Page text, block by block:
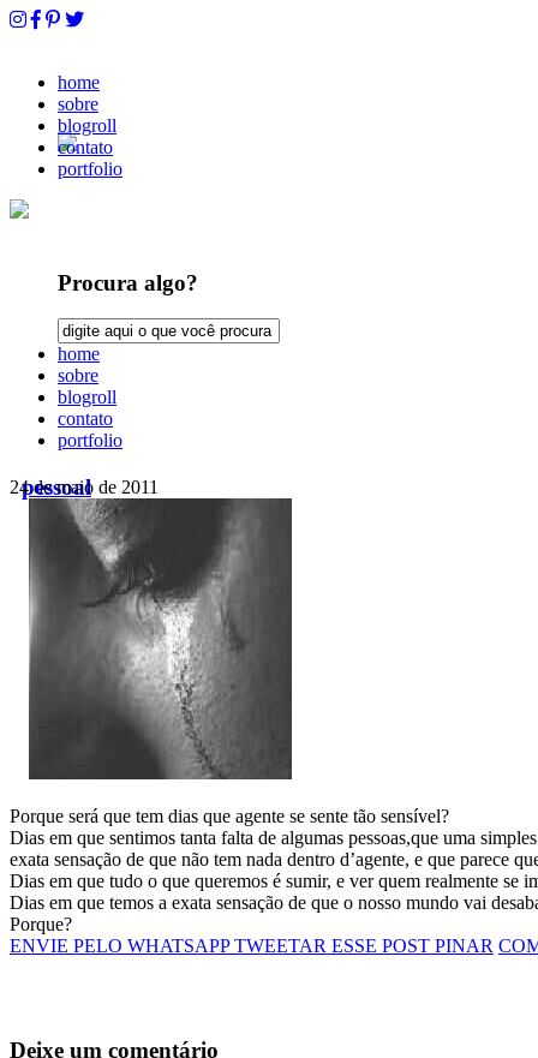
home
sobre
blogroll
contato
portfolio
Procura algo?
home
sobre
blogroll
contato
portfolio
pessoal
24 de maio de 2011
Porque será que tem dias que agente se sente tão sensível?
Dias em que sentimos tanta falta de algumas pessoas,que uma
exata sensação de que não tem nada dentro d’agente, e que parece
Dias em que tudo o que queremos é sumir, e ver quem realmente se
Dias em que temos a exata sensação de que o nosso mundo vai
Porque?
ENVIE PELO WHATSAPPTWEETAR ESSE POST PINAR
Deixe um comentário